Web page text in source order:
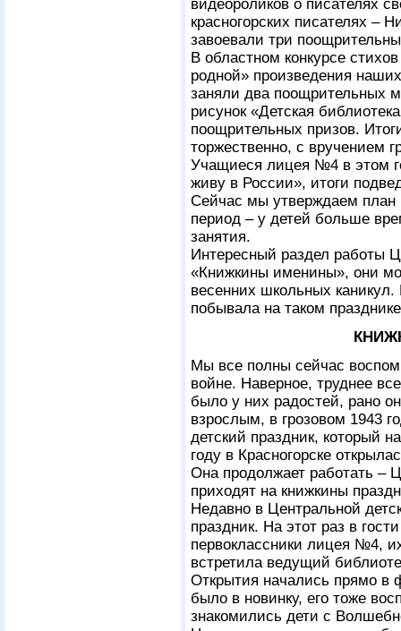
видеороликов о писателях
красногорских писателях –
завоевали три
В областном конкурсе
родной» произведения
заняли два поощрительных
рисунок «Детская
поощрительных призов.
торжественно, с вручением
Учащиеся лицея №4 в этом
живу в России», итоги
Сейчас мы утверждаем план
период – у детей больше
занятия.
Интересный раздел работы
«Книжкины именины», они
весенних школьных каникул.
побывала на таком
Мы все полны сейчас
войне. Наверное, труднее
было у них радостей, рано
взрослым, в грозовом 1943
детский праздник, который
году в Красногорске
Она продолжает работать –
приходят на книжкины
Недавно в Центральной
праздник. На этот раз в
первоклассники лицея №4,
встретила ведущий
Открытия начались прямо в
было в новинку, его тоже
знакомились дети с